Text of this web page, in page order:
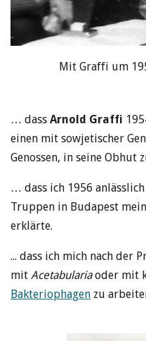
Mit Graffi um
… dass Arnold Graffi
einen mit sowjetischer
Genossen, in seine Obhut
… dass ich 1956
Truppen in Budapest
erklärte.
... dass ich mich nach der
mit Acetabulariaoder mit
Bakteriophagen zu